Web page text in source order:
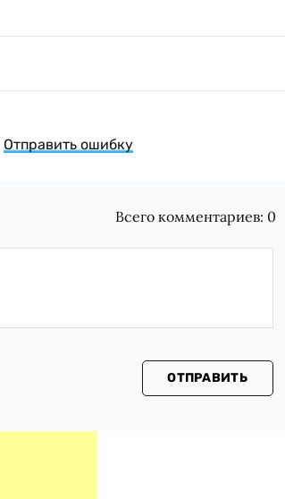
Отправить ошибку
Всего комментариев: 0
ОТПРАВИТЬ